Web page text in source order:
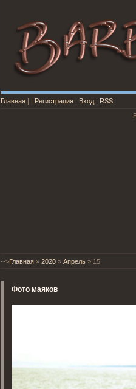
Главная
Регистрация Вход
RSS
-->Главная » 2020 » Апрель » 15
Фото маяков